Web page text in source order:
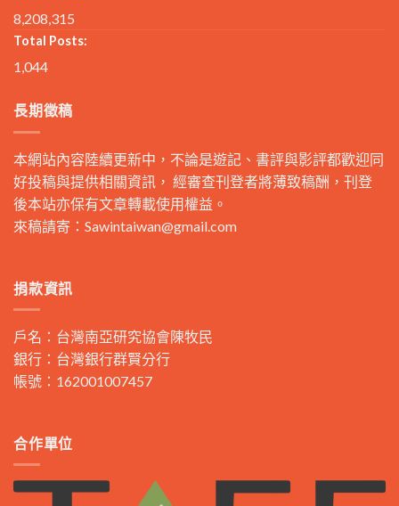
8,208,315
Total Posts:
1,044
長期徵稿
本網站內容陸續更新中，不論是遊記、書評與影評都歡迎同
好投稿與提供相關資訊， 經審查刊登者將薄致稿酬，刊登
後本站亦保有文章轉載使用權益。
來稿請寄： Sawintaiwan@gmail.com
捐款資訊
戶名：台灣南亞研究協會陳牧民
銀行：台灣銀行群賢分行
帳號：162001007457
合作單位